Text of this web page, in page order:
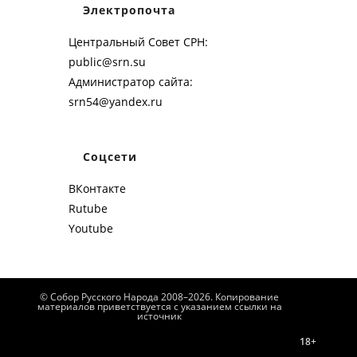
Электропочта
Центральный Совет СРН:
public@srn.su
Администратор сайта:
srn54@yandex.ru
Соцсети
ВКонтакте
Rutube
Youtube
© Собор Русского Народа 2008–2026. Копирование
материалов приветствуется с указанием ссылки на
источник
18+